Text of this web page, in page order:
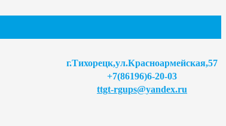
г.Тихорецк,ул.Красноармейская,57
+7(86196)6-20-03
ttgt-rgups@yandex.ru